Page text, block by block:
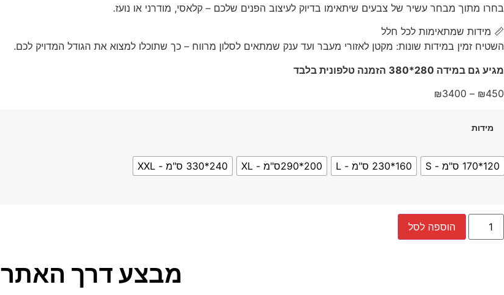
בחרו מתוך מבחר עשיר של צבעים שיתאימו בדיוק לעיצוב הפנים שלכם – קלאסי, מודרני או נועז.
📏 מידות שמתאימות לכל חלל
השטיח זמין במידות שונות: מקטן לאזורי מעבר ועד ענק שמתאים לסלון מרווח – כך שתוכלו למצוא את הגודל המדויק לכם.
מגיע גם במידה 280*380 הזמנה טלפונית בלבד
₪450
–
₪3400
מידות
120*170 ס"מ - S 160*230 ס"מ - L 200*290ס"מ - XL 240*330 ס"מ - XXL
כמות
שטיח
הוספה לסל
מבצע דרך האתר